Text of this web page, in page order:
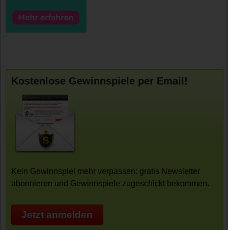
Kostenlose Gewinnspiele per Email!
Kein Gewinnspiel mehr verpassen: gratis Newsletter
abonnieren und Gewinnspiele zugeschickt bekommen.
Jetzt anmelden